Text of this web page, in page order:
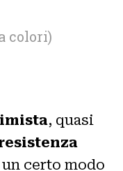
colori)
, quasi
certo modo